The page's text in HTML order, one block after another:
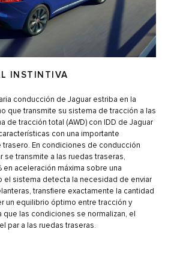
INSTINTIVA
conducción de Jaguar estriba en la
que transmite su sistema de tracción a las
de tracción total (AWD) con IDD de Jaguar
con una importante
trasero. En condiciones de conducción
se transmite a las ruedas traseras,
en aceleración máxima sobre una
el sistema detecta la necesidad de enviar
transfiere exactamente la cantidad
un equilibrio óptimo entre tracción y
las condiciones se normalizan, el
par a las ruedas traseras.